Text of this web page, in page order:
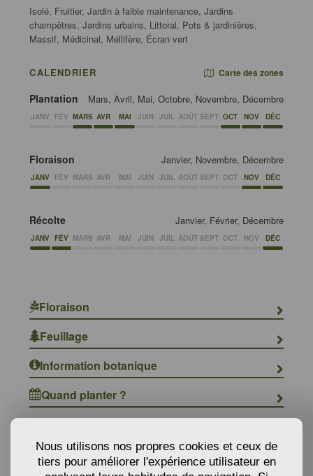
Isolé, Fruitier, Jardin à faible maintenance, Jardins
champêtres, Jardins urbains, Littoral, Pots & jardinières,
Massif, Médicinal, Méllifère, Écran vert
CALENDRIER Carte des zones
Plantation Mars, Avril, Mai, Octobre, Novembre, Décembre
JANV FÉV MARS AVR MAI JUIN JUIL AOÛT SEPT OCT NOV DÉC
Floraison Janvier, Novembre, Décembre
JANV FÉV MARS AVR MAI JUIN JUIL AOÛT SEPT OCT NOV DÉC
Récolte Janvier, Février, Décembre
JANV FÉV MARS AVR MAI JUIN JUIL AOÛT SEPT OCT NOV DÉC
Floraison
Feuillage
Information botanique
Quand planter ?
Nous utilisons nos propres cookies et ceux de
tiers pour améliorer l'expérience utilisateur en